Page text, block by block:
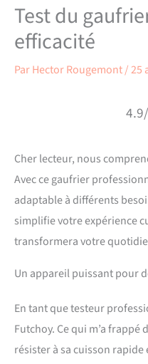
Test du
efficacité
ParHector Rougemont/25
Cher lecteur, nous
Avec ce gaufrier
adaptable à différents
simplifie votre expérience
transformera votre
Un appareil puissant pour
En tant que testeur
Futchoy. Ce qui m’a frappé
résister à sa cuisson